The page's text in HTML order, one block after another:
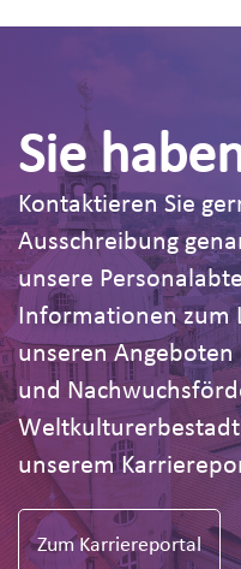
Sie
Kontaktieren Sie
Ausschreibung
unsere
Informationen zum
unseren
und
unserem
Zum Karriereportal